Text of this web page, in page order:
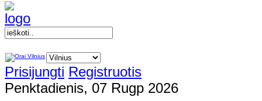
Prisijungti Registruotis
Penktadienis, 07 Rugp 2026